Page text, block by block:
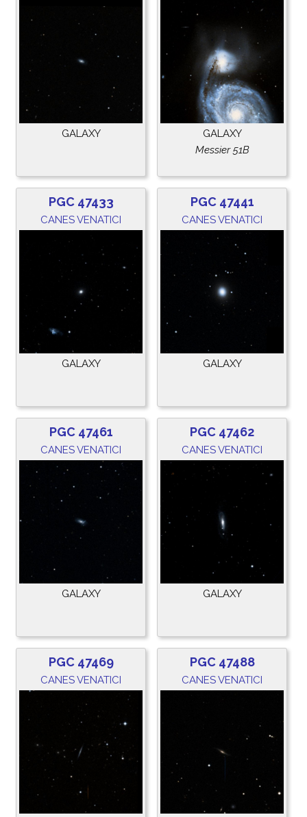
GALAXY
GALAXY
Messier 51B
PGC 47433
CANES VENATICI
GALAXY
PGC 47441
CANES VENATICI
GALAXY
PGC 47461
CANES VENATICI
GALAXY
PGC 47462
CANES VENATICI
GALAXY
PGC 47469
CANES VENATICI
PGC 47488
CANES VENATICI